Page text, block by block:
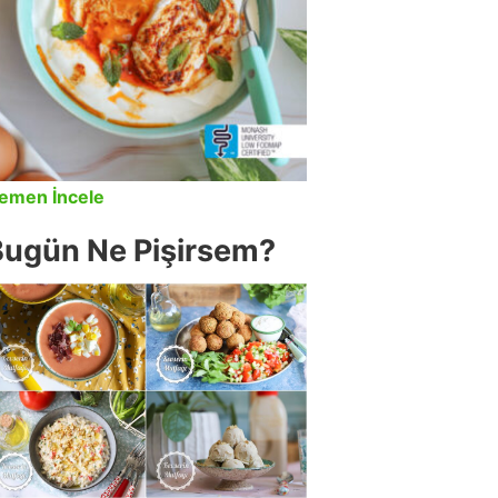
İncele
Ne Pişirsem?